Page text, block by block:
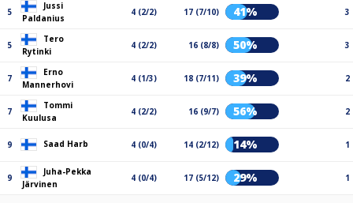
5
Jussi
Paldanius
4 (2/2) 17 (7/10) 41% 3
5
Tero
Rytinki
4 (2/2) 16 (8/8) 50% 3
7
Erno
Mannerhovi
4 (1/3) 18 (7/11) 39% 2
7
Tommi
Kuulusa
4 (2/2) 16 (9/7) 56% 2
9 Saad Harb 4 (0/4) 14 (2/12) 14% 1
9
Juha-Pekka
Järvinen
4 (0/4) 17 (5/12) 29% 1